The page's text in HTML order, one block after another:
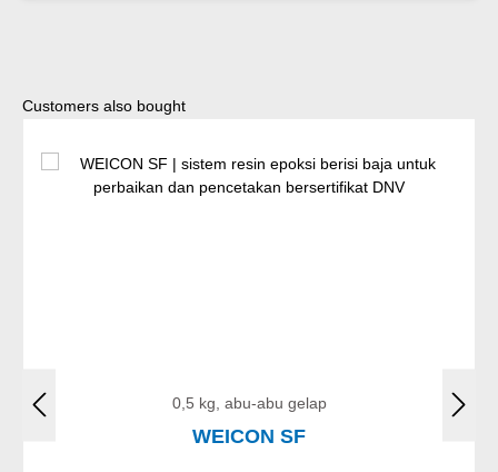
Lewati galeri produk
Customers also bought
0,5 kg, abu-abu gelap
WEICON SF